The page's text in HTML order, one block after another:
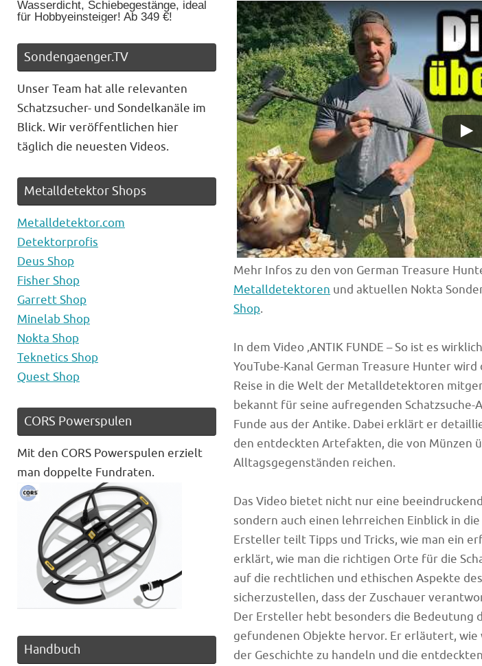
Mehr Infos zu den von German Treasure
Metalldetektoren und aktuellen Nokta
Shop.
In dem Video ‚ANTIK FUNDE – So ist es
YouTube-Kanal German Treasure Hunter
Reise in die Welt der Metalldetektoren
bekannt für seine aufregenden
Funde aus der Antike. Dabei erklärt er
den entdeckten Artefakten, die von Münzen
Alltagsgegenständen reichen.
Das Video bietet nicht nur eine
sondern auch einen lehrreichen Einblick in
Ersteller teilt Tipps und Tricks, wie man ein
erklärt, wie man die richtigen Orte für die
auf die rechtlichen und ethischen Aspekte
sicherzustellen, dass der Zuschauer
Der Ersteller hebt besonders die Bedeutung
gefundenen Objekte hervor. Er erläutert,
der Geschichte zu handeln und die
Wasserdicht, Schiebegestänge, ideal
für Hobbyeinsteiger! Ab 349 €!
Sondengaenger.TV
Unser Team hat alle relevanten
Schatzsucher- und Sondelkanäle im
Blick. Wir veröffentlichen hier
täglich die neuesten Videos.
Metalldetektor Shops
Metalldetektor.com
Detektorprofis
Deus Shop
Fisher Shop
Garrett Shop
Minelab Shop
Nokta Shop
Teknetics Shop
Quest Shop
CORS Powerspulen
Mit den CORS Powerspulen erzielt
man doppelte Fundraten.
Handbuch